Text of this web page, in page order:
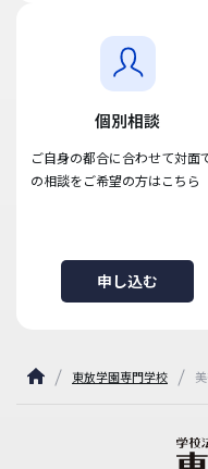
個別相談
ご自身の都合に合わせて対面
の相談をご希望の方はこちら
申し込む
東放学園専門学校